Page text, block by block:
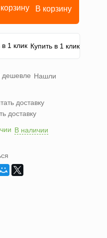
В корзину
Купить в 1 клик
Нашли
доставку
В наличии